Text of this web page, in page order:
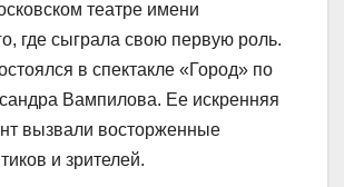
театре имени
где сыграла свою первую роль.
в спектакле «Город» по
Вампилова. Ее искренняя
вызвали восторженные
и зрителей.